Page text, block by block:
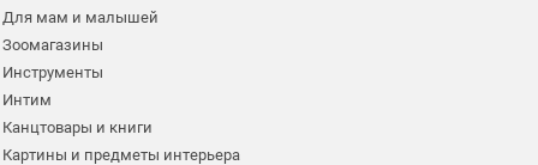
Для мам и малышей
Зоомагазины
Инструменты
Интим
Канцтовары и книги
Картины и предметы интерьера